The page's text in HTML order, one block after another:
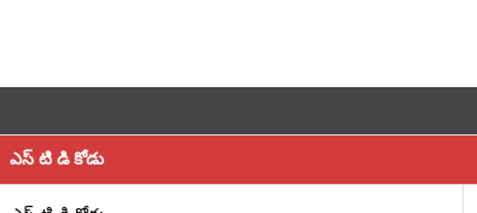
ఎస్ టి డి కోడు